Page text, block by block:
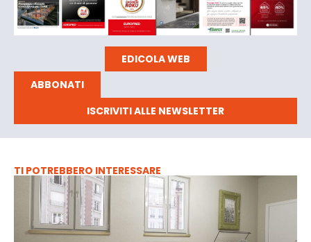
EDICOLA WEB
ABBONATI
ISCRIVITI ALLE NEWSLETTER
TI POTREBBERO INTERESSARE